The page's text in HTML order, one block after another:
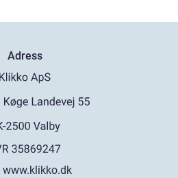
Adress
www.klikko.dk